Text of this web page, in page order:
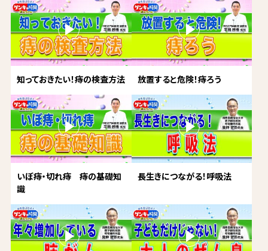
知っておきたい！痔の検査方法 放置すると危険！痔ろう
いぼ痔・切れ痔 痔の基礎知
識
長生きにつながる！呼吸法